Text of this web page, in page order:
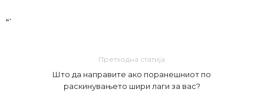
“`
Претходна статија
Што да направите ако поранешниот по
раскинувањето шири лаги за вас?